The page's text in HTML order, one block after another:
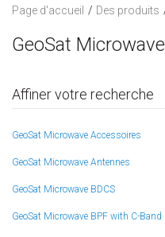
Page d'accueil Des produits
GeoSat Microwave
Affiner votre recherche
GeoSat Microwave Accessoires
GeoSat Microwave Antennes
GeoSat Microwave BDCS
GeoSat Microwave BPF with C-